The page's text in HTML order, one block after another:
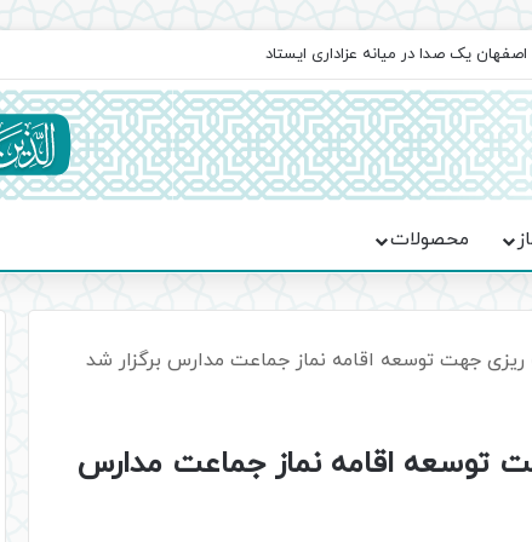
در موکب فاطمه الزهرا (س)
محصولات
ریزی جهت توسعه اقامه نماز جماعت مدارس برگزار شد
توسعه اقامه نماز جماعت مدارس